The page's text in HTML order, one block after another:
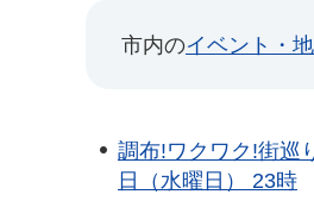
市内のイベント・
調布!ワクワク!街巡
日（水曜日） 23時